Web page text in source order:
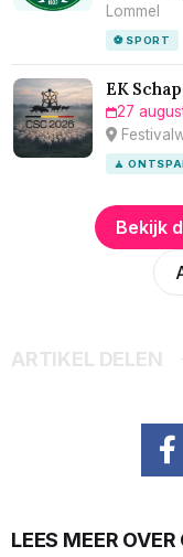
Lommel
⚽ SPORT
EK
27
🧘
Bekijk
ARTIKEL DELEN
LEES MEER